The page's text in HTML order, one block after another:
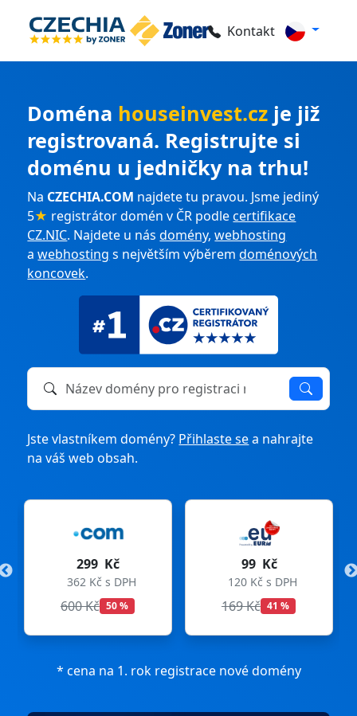
Kontakt
Doména houseinvest.cz je již
registrovaná. Registrujte si
doménu u jedničky na trhu!
Na CZECHIA.COM najdete tu pravou. Jsme jediný
5★ registrátor domén v ČR podlecertifikace
CZ.NIC. Najdete u násdomény,webhosting
awebhosting s největším výběremdoménových
koncovek.
Název domény k registraci nebo převodu
Jste vlastníkem domény? Přihlaste sea nahrajte
na váš web obsah.
99 Kč
120 Kč s DPH
169 Kč
275 Kč
333 Kč s DPH
299 Kč
* cena na 1. rok registrace nové domény